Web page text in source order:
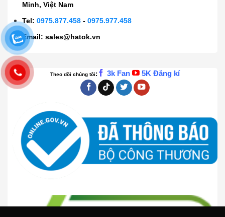
Minh, Việt Nam
Tel:0975.877.458 -0975.977.458
Email:sales@hatok.vn
Theo dõi chúng tôi: 3k Fan 5K Đăng kí